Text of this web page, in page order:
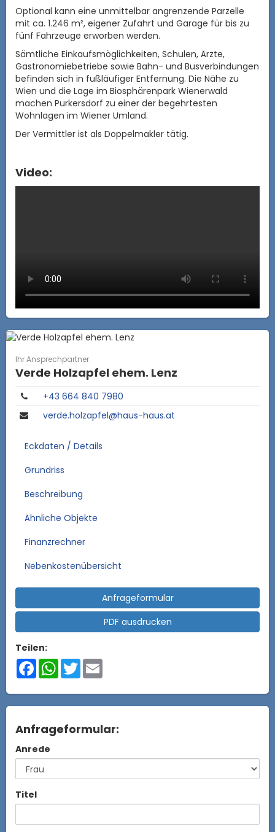
Optional kann eine unmittelbar angrenzende Parzelle
mit ca. 1.246 m², eigener Zufahrt und Garage für bis zu
fünf Fahrzeuge erworben werden.
Sämtliche Einkaufsmöglichkeiten, Schulen, Ärzte,
Gastronomiebetriebe sowie Bahn- und Busverbindungen
befinden sich in fußläufiger Entfernung. Die Nähe zu
Wien und die Lage im Biosphärenpark Wienerwald
machen Purkersdorf zu einer der begehrtesten
Wohnlagen im Wiener Umland.
Der Vermittler ist als Doppelmakler tätig.
Video:
Ihr Ansprechpartner:
Verde Holzapfel ehem. Lenz
+43 664 840 7980
verde.holzapfel@haus-haus.at
Eckdaten / Details
Grundriss
Beschreibung
Ähnliche Objekte
Finanzrechner
Nebenkostenübersicht
Anfrageformular
PDF ausdrucken
Teilen:
FacebookWhatsApp
Twitter
Anfrageformular:
Anrede
Titel